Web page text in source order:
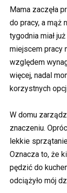
Mama zaczęła
do pracy, a mąż
tygodnia miał
miejscem pracy
względem
więcej, nadal
korzystnych
W domu
znaczeniu.
lekkie
Oznacza to, że
pędzić do
odciążyło mój